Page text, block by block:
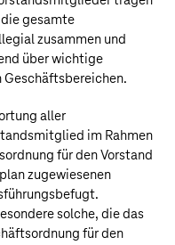
gesamte
zusammen und
über wichtige
Geschäftsbereichen.
aller
im Rahmen
für den Vorstand
zugewiesenen
solche, die das
für den